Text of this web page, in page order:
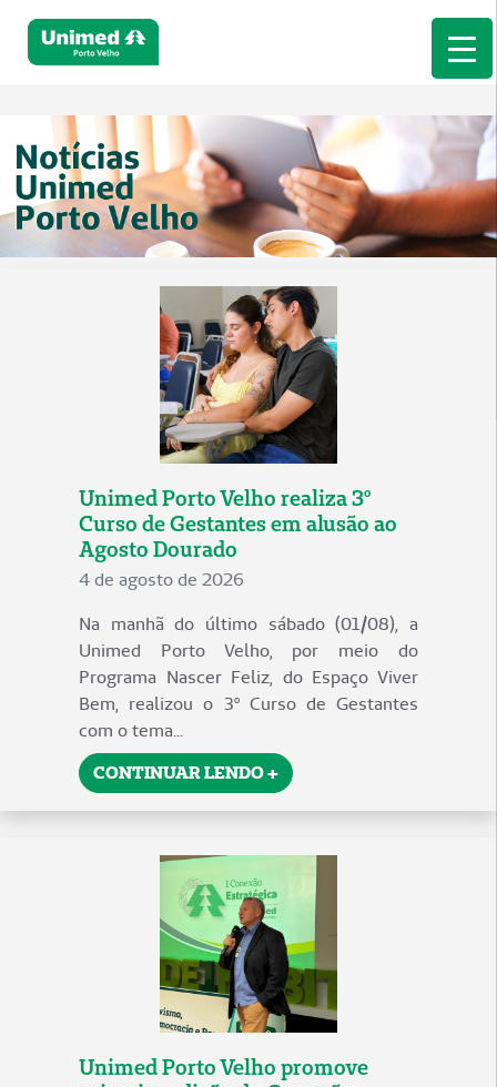
Unimed Porto Velho realiza 3º
Curso de Gestantes em alusão ao
Agosto Dourado
4 de agosto de 2026
Na manhã do último sábado (01/08), a
Unimed Porto Velho, por meio do
Programa Nascer Feliz, do Espaço Viver
Bem, realizou o 3º Curso de Gestantes
com o tema...
CONTINUAR LENDO +
Unimed Porto Velho promove